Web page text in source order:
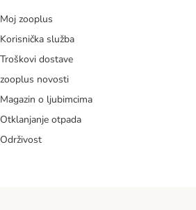
Moj zooplus
Korisnička služba
Troškovi dostave
zooplus novosti
Magazin o ljubimcima
Otklanjanje otpada
Održivost